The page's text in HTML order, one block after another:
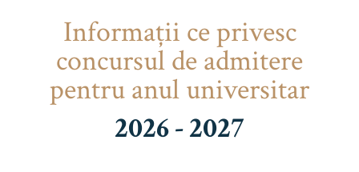
Informaţii ce privesc
concursul de admitere
pentru anul universitar
2026 - 2027